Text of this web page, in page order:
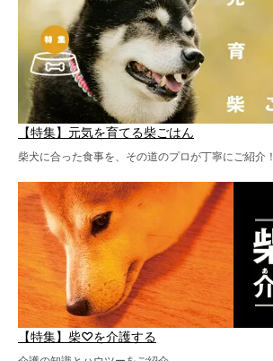
【特集】元気を育てる柴ごはん
柴犬に合った食事を、その道のプロが丁寧にご紹介！
【特集】柴♡を介護する